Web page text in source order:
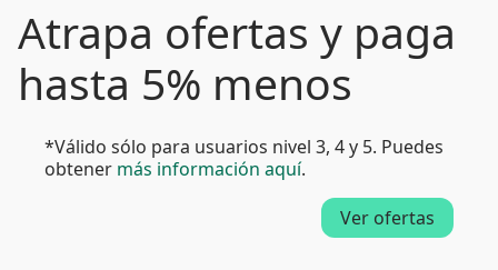
Atrapa ofertas y paga
hasta 5% menos
*Válido sólo para usuarios nivel 3, 4 y 5. Puedes
obtener más información aquí.
Ver ofertas